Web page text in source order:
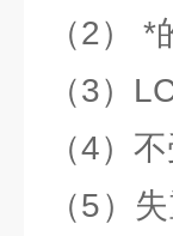
（2）
（3）
（4）
（5）